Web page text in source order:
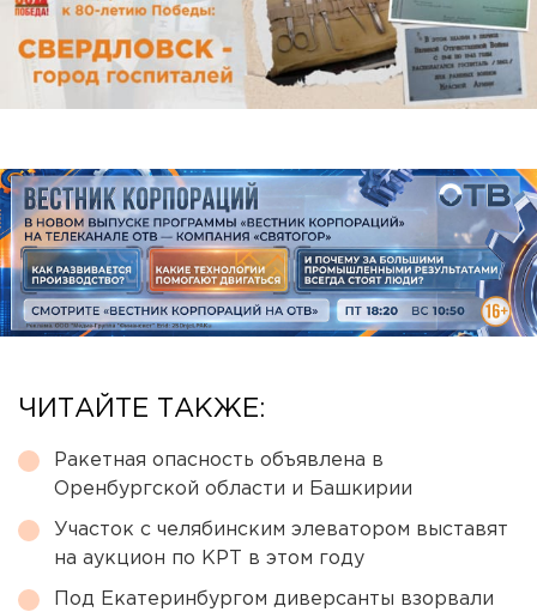
ЧИТАЙТЕ ТАКЖЕ:
Ракетная опасность объявлена в
Оренбургской области и Башкирии
Участок с челябинским элеватором выставят
на аукцион по КРТ в этом году
Под Екатеринбургом диверсанты взорвали